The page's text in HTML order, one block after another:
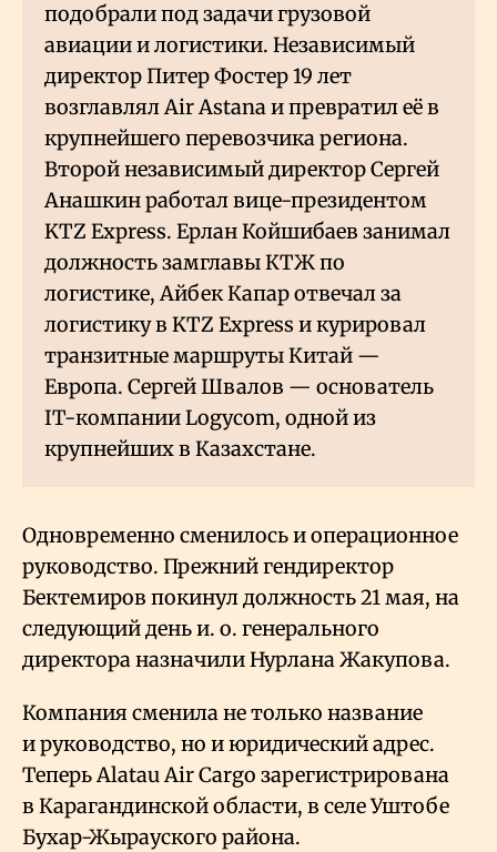
подобрали под задачи грузовой
авиации и логистики. Независимый
директор Питер Фостер 19 лет
возглавлял Air Astana и превратил её в
крупнейшего перевозчика региона.
Второй независимый директор Сергей
Анашкин работал вице-президентом
KTZ Express. Ерлан Койшибаев занимал
должность замглавы КТЖ по
логистике, Айбек Капар отвечал за
логистику в KTZ Express и курировал
транзитные маршруты Китай —
Европа. Сергей Швалов — основатель
IT-компании Logycom, одной из
крупнейших в Казахстане.
Одновременно сменилось и операционное
руководство. Прежний гендиректор
Бектемиров покинул должность 21 мая, на
следующий день и. о. генерального
директора назначили Нурлана Жакупова.
Компания сменила не только название
и руководство, но и юридический адрес.
Теперь Alatau Air Cargo зарегистрирована
в Карагандинской области, в селе Уштобе
Бухар-Жырауского района.